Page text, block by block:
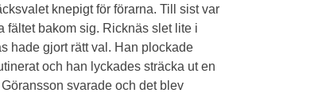
knepigt för förarna. Till sist var
fältet bakom sig. Ricknäs slet lite i
hade gjort rätt val. Han plockade
och han lyckades sträcka ut en
svarade och det blev